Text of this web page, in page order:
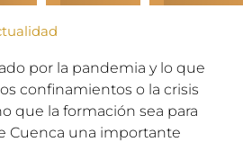
por la pandemia y lo que
confinamientos o la crisis
que la formación sea para
Cuenca una importante